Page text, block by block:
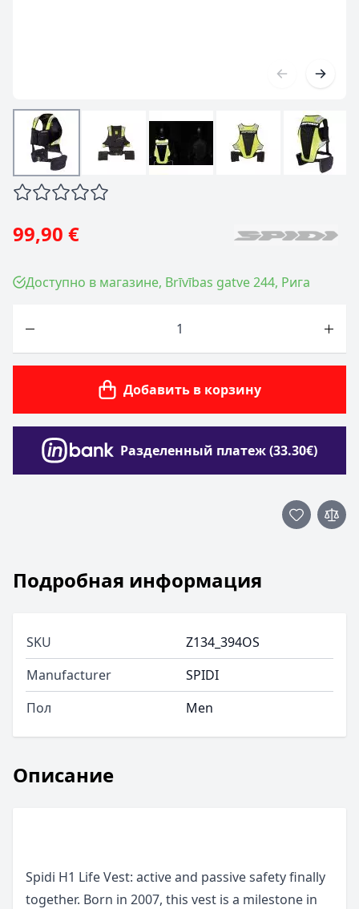
99,90 €
Доступно в магазине, Brīvības gatve 244, Рига
Добавить в корзину
Разделенный платеж (33.30€)
Описание
Spidi H1 Life Vest: active and passive safety finally
together. Born in 2007, this vest is a milestone in
Подробная информация
SKU
Z134_394OS
Manufacturer
SPIDI
Пол
Men